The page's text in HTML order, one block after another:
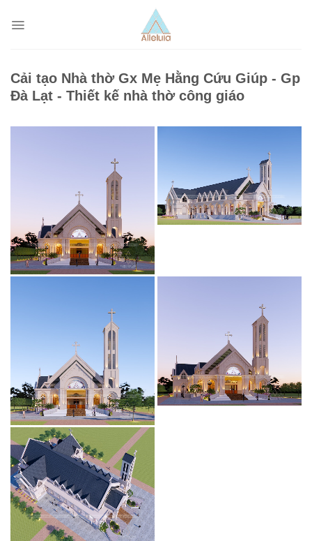
Cải tạo Nhà thờ Gx Mẹ Hằng Cứu Giúp - Gp
Đà Lạt - Thiết kế nhà thờ công giáo